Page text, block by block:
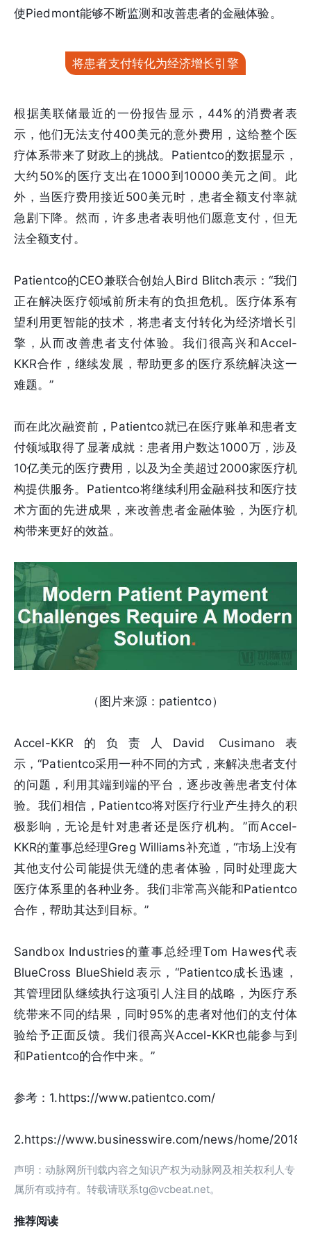
使Piedmont能够不断监测和改善患者的金融体验。
将患者支付转化为经济增长引擎
根据美联储最近的一份报告显示，44%的消费者表
示，他们无法支付400美元的意外费用，这给整个医
疗体系带来了财政上的挑战。Patientco的数据显示，
大约50%的医疗支出在1000到10000美元之间。此
外，当医疗费用接近500美元时，患者全额支付率就
急剧下降。然而，许多患者表明他们愿意支付，但无
法全额支付。
Patientco的CEO兼联合创始人Bird Blitch表示：“我们
正在解决医疗领域前所未有的负担危机。医疗体系有
望利用更智能的技术，将患者支付转化为经济增长引
擎，从而改善患者支付体验。我们很高兴和Accel-
KKR合作，继续发展，帮助更多的医疗系统解决这一
难题。”
而在此次融资前，Patientco就已在医疗账单和患者支
付领域取得了显著成就：患者用户数达1000万，涉及
10亿美元的医疗费用，以及为全美超过2000家医疗机
构提供服务。Patientco将继续利用金融科技和医疗技
术方面的先进成果，来改善患者金融体验，为医疗机
构带来更好的效益。
（图片来源：patientco）
Accel-KKR的负责人David Cusimano表
示，“Patientco采用一种不同的方式，来解决患者支付
的问题，利用其端到端的平台，逐步改善患者支付体
验。我们相信，Patientco将对医疗行业产生持久的积
极影响，无论是针对患者还是医疗机构。”而Accel-
KKR的董事总经理Greg Williams补充道，“市场上没有
其他支付公司能提供无缝的患者体验，同时处理庞大
医疗体系里的各种业务。我们非常高兴能和Patientco
合作，帮助其达到目标。”
Sandbox Industries的董事总经理Tom Hawes代表
BlueCross BlueShield表示，“Patientco成长迅速，
其管理团队继续执行这项引人注目的战略，为医疗系
统带来不同的结果，同时95%的患者对他们的支付体
验给予正面反馈。我们很高兴Accel-KKR也能参与到
和Patientco的合作中来。”
参考：1.https://www.patientco.com/
2.https://www.businesswire.com/news/home/
声明：动脉网所刊载内容之知识产权为动脉网及相关权利人专
属所有或持有。转载请联系tg@vcbeat.net。
推荐阅读